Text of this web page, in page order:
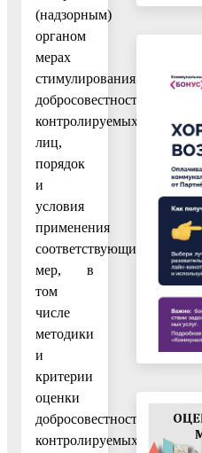
(надзорным)
органом
мерах
стимулирования
добросовестности
контролируемых
лиц,
порядок
и
условия
применения
соответствующих
мер, в
том
числе
методики
и
критерии
оценки
добросовестности
контролируемых